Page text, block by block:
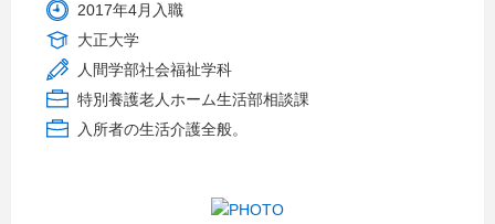
2017年4月入職
大正大学
人間学部社会福祉学科
特別養護老人ホーム生活部相談課
入所者の生活介護全般。